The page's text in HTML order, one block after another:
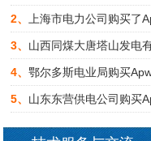
2、 上海市电力公司购买了
3、 山西同煤大唐塔山发电
4、 鄂尔多斯电业局购买
5、 山东东营供电公司购买